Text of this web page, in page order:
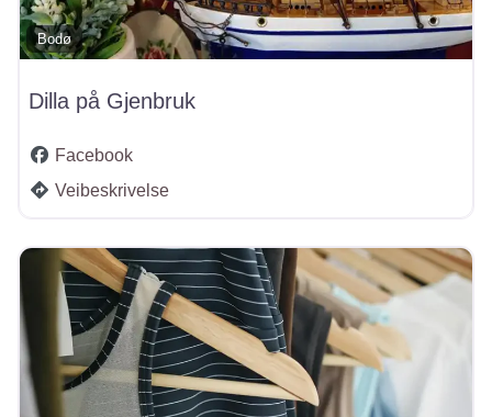
Bodø
Dilla på Gjenbruk
Facebook
Veibeskrivelse